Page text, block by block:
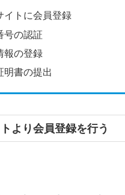
イトに会員登録
号の認証
報の登録
明書の提出
より会員登録を行う